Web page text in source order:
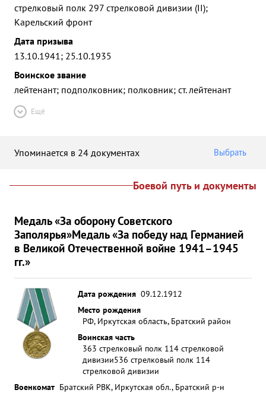
стрелковый полк 297 стрелковой дивизии (II);
Карельский фронт
Дата призыва
13.10.1941; 25.10.1935
Воинское звание
лейтенант; подполковник; полковник; ст. лейтенант
Ещё
Упоминается в 24 документах Выбрать
Боевой путь и документы
Медаль «За оборону Советского
Заполярья»Медаль «За победу над Германией
в Великой Отечественной войне 1941–1945
гг.»
Дата рождения 09.12.1912
Место рождения
РФ, Иркутская область, Братский район
Воинская часть
363 стрелковый полк 114 стрелковой
дивизии536 стрелковый полк 114
стрелковой дивизии
Военкомат Братский РВК, Иркутская обл., Братский р-н